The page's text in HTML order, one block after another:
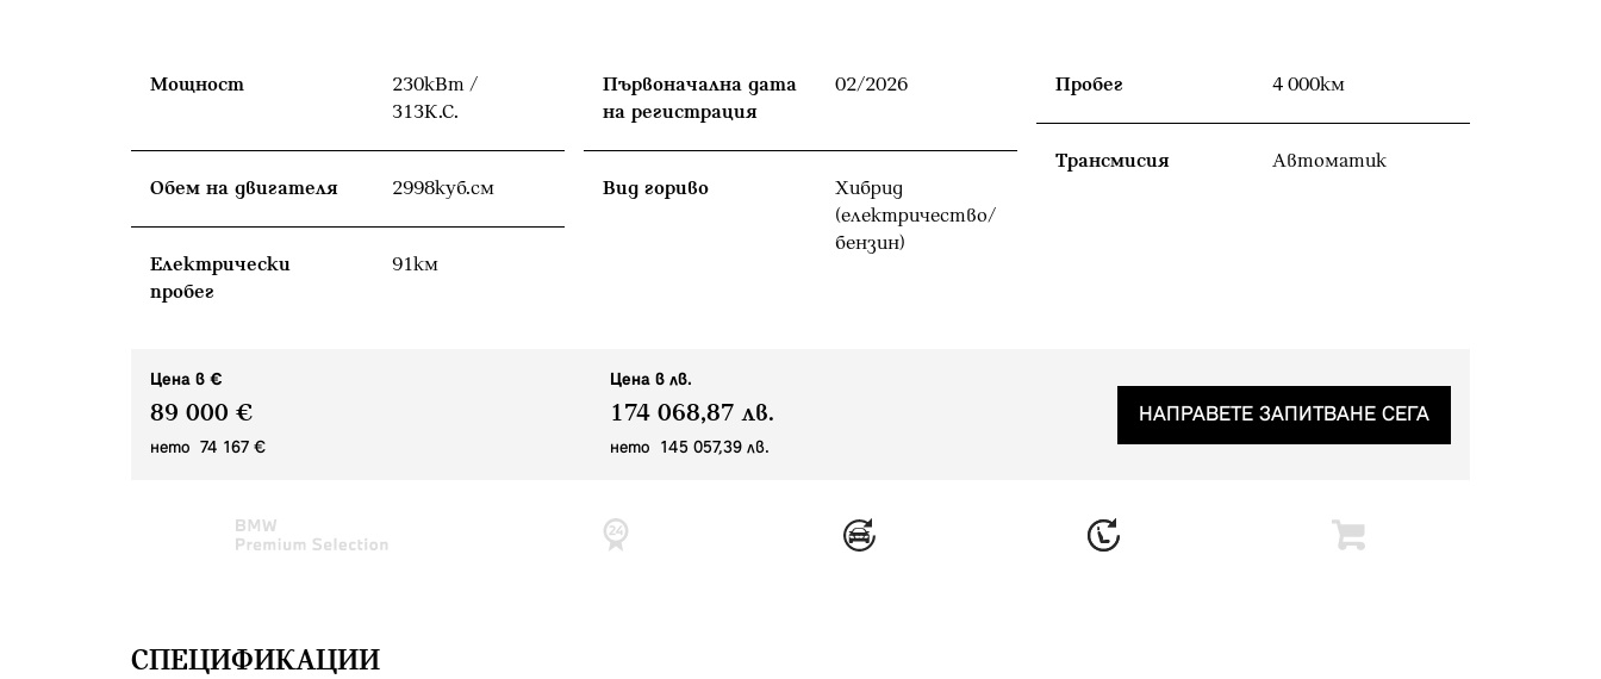
Мощност
230кВт /
313К.С.
Обем на двигателя 2998куб.cм
Eлектрически
пробег
91км
Първоначална дата
на регистрация
02/2026
Вид гориво
Хибрид
(електричество/
бензин)
Пробег 4 000км
Tрансмисия Автоматик
Цена в €
89 000 €
нето 74 167 €
Цена в лв.
174 068,87 лв.
нето 145 057,39 лв.
НАПРАВЕТЕ ЗАПИТВАНЕ СЕГА
СПЕЦИФИКАЦИИ